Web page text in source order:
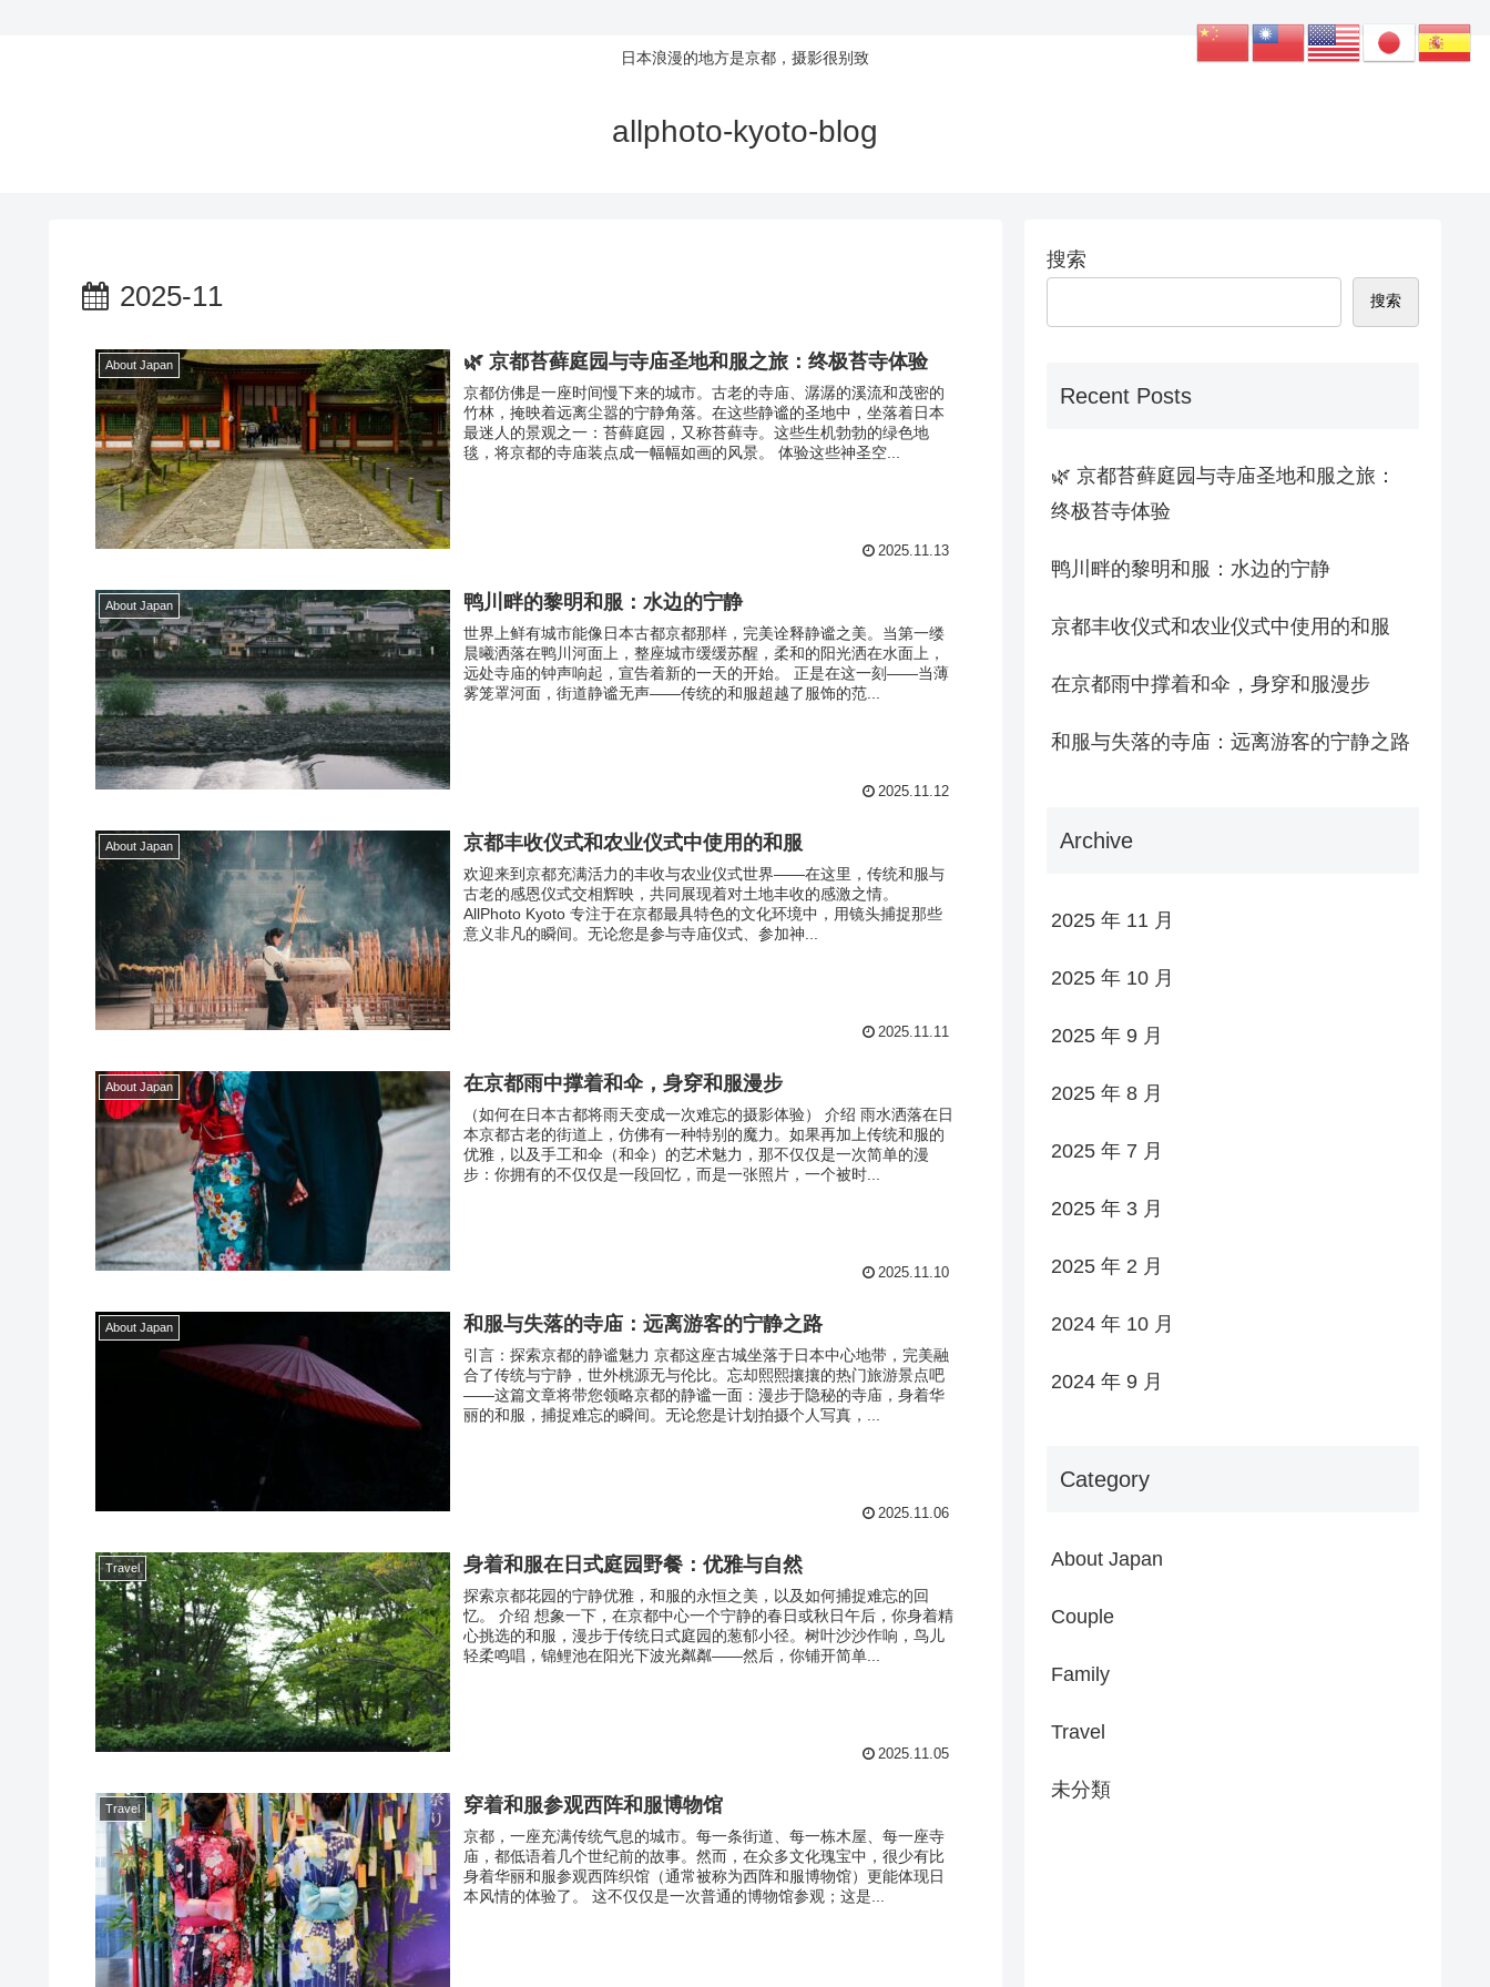
日本浪漫的地方是京都，摄影很别致
allphoto-kyoto-blog
2025-11
About Japan 🌿 京都苔藓庭园与寺庙圣地和服之旅：终极苔寺体验
京都仿佛是一座时间慢下来的城市。古老的寺庙、潺潺的溪流和茂密的
竹林，掩映着远离尘嚣的宁静角落。在这些静谧的圣地中，坐落着日本
最迷人的景观之一：苔藓庭园，又称苔藓寺。这些生机勃勃的绿色地
毯，将京都的寺庙装点成一幅幅如画的风景。 体验这些神圣空...
2025.11.13
About Japan 鸭川畔的黎明和服：水边的宁静
世界上鲜有城市能像日本古都京都那样，完美诠释静谧之美。当第一缕
晨曦洒落在鸭川河面上，整座城市缓缓苏醒，柔和的阳光洒在水面上，
远处寺庙的钟声响起，宣告着新的一天的开始。 正是在这一刻——当薄
雾笼罩河面，街道静谧无声——传统的和服超越了服饰的范...
2025.11.12
About Japan 京都丰收仪式和农业仪式中使用的和服
欢迎来到京都充满活力的丰收与农业仪式世界——在这里，传统和服与
古老的感恩仪式交相辉映，共同展现着对土地丰收的感激之情。
AllPhoto Kyoto 专注于在京都最具特色的文化环境中，用镜头捕捉那些
意义非凡的瞬间。无论您是参与寺庙仪式、参加神...
2025.11.11
About Japan 在京都雨中撑着和伞，身穿和服漫步
（如何在日本古都将雨天变成一次难忘的摄影体验） 介绍 雨水洒落在日
本京都古老的街道上，仿佛有一种特别的魔力。如果再加上传统和服的
优雅，以及手工和伞（和伞）的艺术魅力，那不仅仅是一次简单的漫
步：你拥有的不仅仅是一段回忆，而是一张照片，一个被时...
2025.11.10
About Japan 和服与失落的寺庙：远离游客的宁静之路
引言：探索京都的静谧魅力 京都这座古城坐落于日本中心地带，完美融
合了传统与宁静，世外桃源无与伦比。忘却熙熙攘攘的热门旅游景点吧
——这篇文章将带您领略京都的静谧一面：漫步于隐秘的寺庙，身着华
丽的和服，捕捉难忘的瞬间。无论您是计划拍摄个人写真，...
2025.11.06
Travel 身着和服在日式庭园野餐：优雅与自然
探索京都花园的宁静优雅，和服的永恒之美，以及如何捕捉难忘的回
忆。 介绍 想象一下，在京都中心一个宁静的春日或秋日午后，你身着精
心挑选的和服，漫步于传统日式庭园的葱郁小径。树叶沙沙作响，鸟儿
轻柔鸣唱，锦鲤池在阳光下波光粼粼——然后，你铺开简单...
2025.11.05
Travel 穿着和服参观西阵和服博物馆
京都，一座充满传统气息的城市。每一条街道、每一栋木屋、每一座寺
庙，都低语着几个世纪前的故事。然而，在众多文化瑰宝中，很少有比
身着华丽和服参观西阵织馆（通常被称为西阵和服博物馆）更能体现日
本风情的体验了。 这不仅仅是一次普通的博物馆参观；这是...
搜索
搜索
Recent Posts
🌿 京都苔藓庭园与寺庙圣地和服之旅：
终极苔寺体验
鸭川畔的黎明和服：水边的宁静
京都丰收仪式和农业仪式中使用的和服
在京都雨中撑着和伞，身穿和服漫步
和服与失落的寺庙：远离游客的宁静之路
Archive
2025 年 11 月
2025 年 10 月
2025 年 9 月
2025 年 8 月
2025 年 7 月
2025 年 3 月
2025 年 2 月
2024 年 10 月
2024 年 9 月
Category
About Japan
Couple
Family
Travel
未分類